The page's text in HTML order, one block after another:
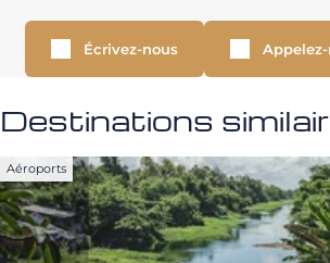
Écrivez-nous
Destinations
Aéroports